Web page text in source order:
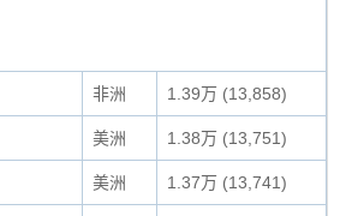
非洲 1.39万 (13,858)
美洲 1.38万 (13,751)
美洲 1.37万 (13,741)